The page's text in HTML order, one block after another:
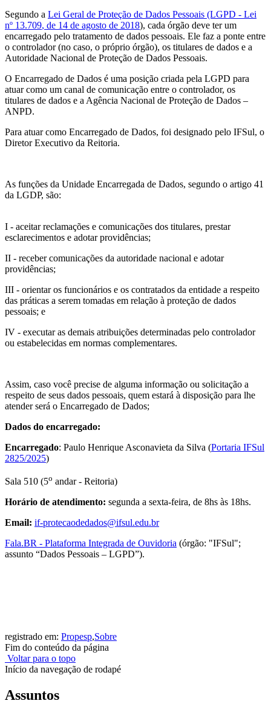
Segundo a Lei Geral de Proteção de Dados Pessoais (LGPD - Lei
nº 13.709, de 14 de agosto de 2018), cada órgão deve ter um
encarregado pelo tratamento de dados pessoais. Ele faz a ponte entre
o controlador (no caso, o próprio órgão), os titulares de dados e a
Autoridade Nacional de Proteção de Dados Pessoais.
O Encarregado de Dados é uma posição criada pela LGPD para
atuar como um canal de comunicação entre o controlador, os
titulares de dados e a Agência Nacional de Proteção de Dados –
ANPD.
Para atuar como Encarregado de Dados, foi designado pelo IFSul, o
Diretor Executivo da Reitoria.
As funções da Unidade Encarregada de Dados, segundo o artigo 41
da LGDP, são:
I - aceitar reclamações e comunicações dos titulares, prestar
esclarecimentos e adotar providências;
II - receber comunicações da autoridade nacional e adotar
providências;
III - orientar os funcionários e os contratados da entidade a respeito
das práticas a serem tomadas em relação à proteção de dados
pessoais; e
IV - executar as demais atribuições determinadas pelo controlador
ou estabelecidas em normas complementares.
Assim, caso você precise de alguma informação ou solicitação a
respeito de seus dados pessoais, quem estará à disposição para lhe
atender será o Encarregado de Dados;
Dados do encarregado:
Encarregado: Paulo Henrique Asconavieta da Silva (Portaria IFSul
2825/2025)
Sala 510 (5o andar - Reitoria)
Horário de atendimento: segunda a sexta-feira, de 8hs às 18hs.
Email: if-protecaodedados@ifsul.edu.br
Fala.BR - Plataforma Integrada de Ouvidoria (órgão: "IFSul";
assunto “Dados Pessoais – LGPD”).
registrado em: Propesp,Sobre
Fim do conteúdo da página
Voltar para o topo
Início da navegação de rodapé
Assuntos